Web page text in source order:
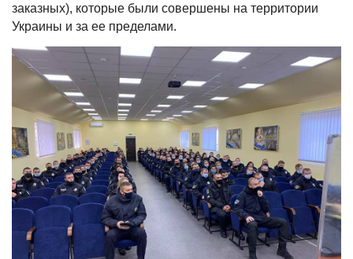
заказных), которые были совершены на территории
Украины и за ее пределами.